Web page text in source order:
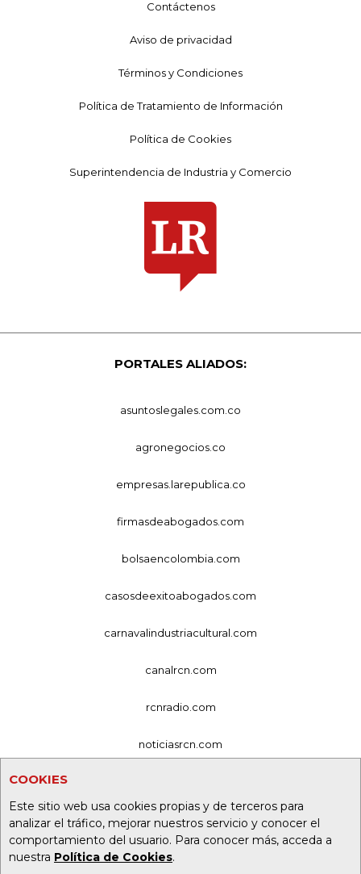
COOKIES
Este sitio web usa cookies propias y de terceros para
analizar el tráfico, mejorar nuestros servicio y conocer el
comportamiento del usuario. Para conocer más, acceda a
nuestra Política de Cookies.
Contáctenos
Aviso de privacidad
Términos y Condiciones
Política de Tratamiento de Información
Política de Cookies
Superintendencia de Industria y Comercio
PORTALES ALIADOS:
asuntoslegales.com.co
agronegocios.co
empresas.larepublica.co
firmasdeabogados.com
bolsaencolombia.com
casosdeexitoabogados.com
carnavalindustriacultural.com
canalrcn.com
rcnradio.com
noticiasrcn.com
alerta.com.co
deportesrcn.com